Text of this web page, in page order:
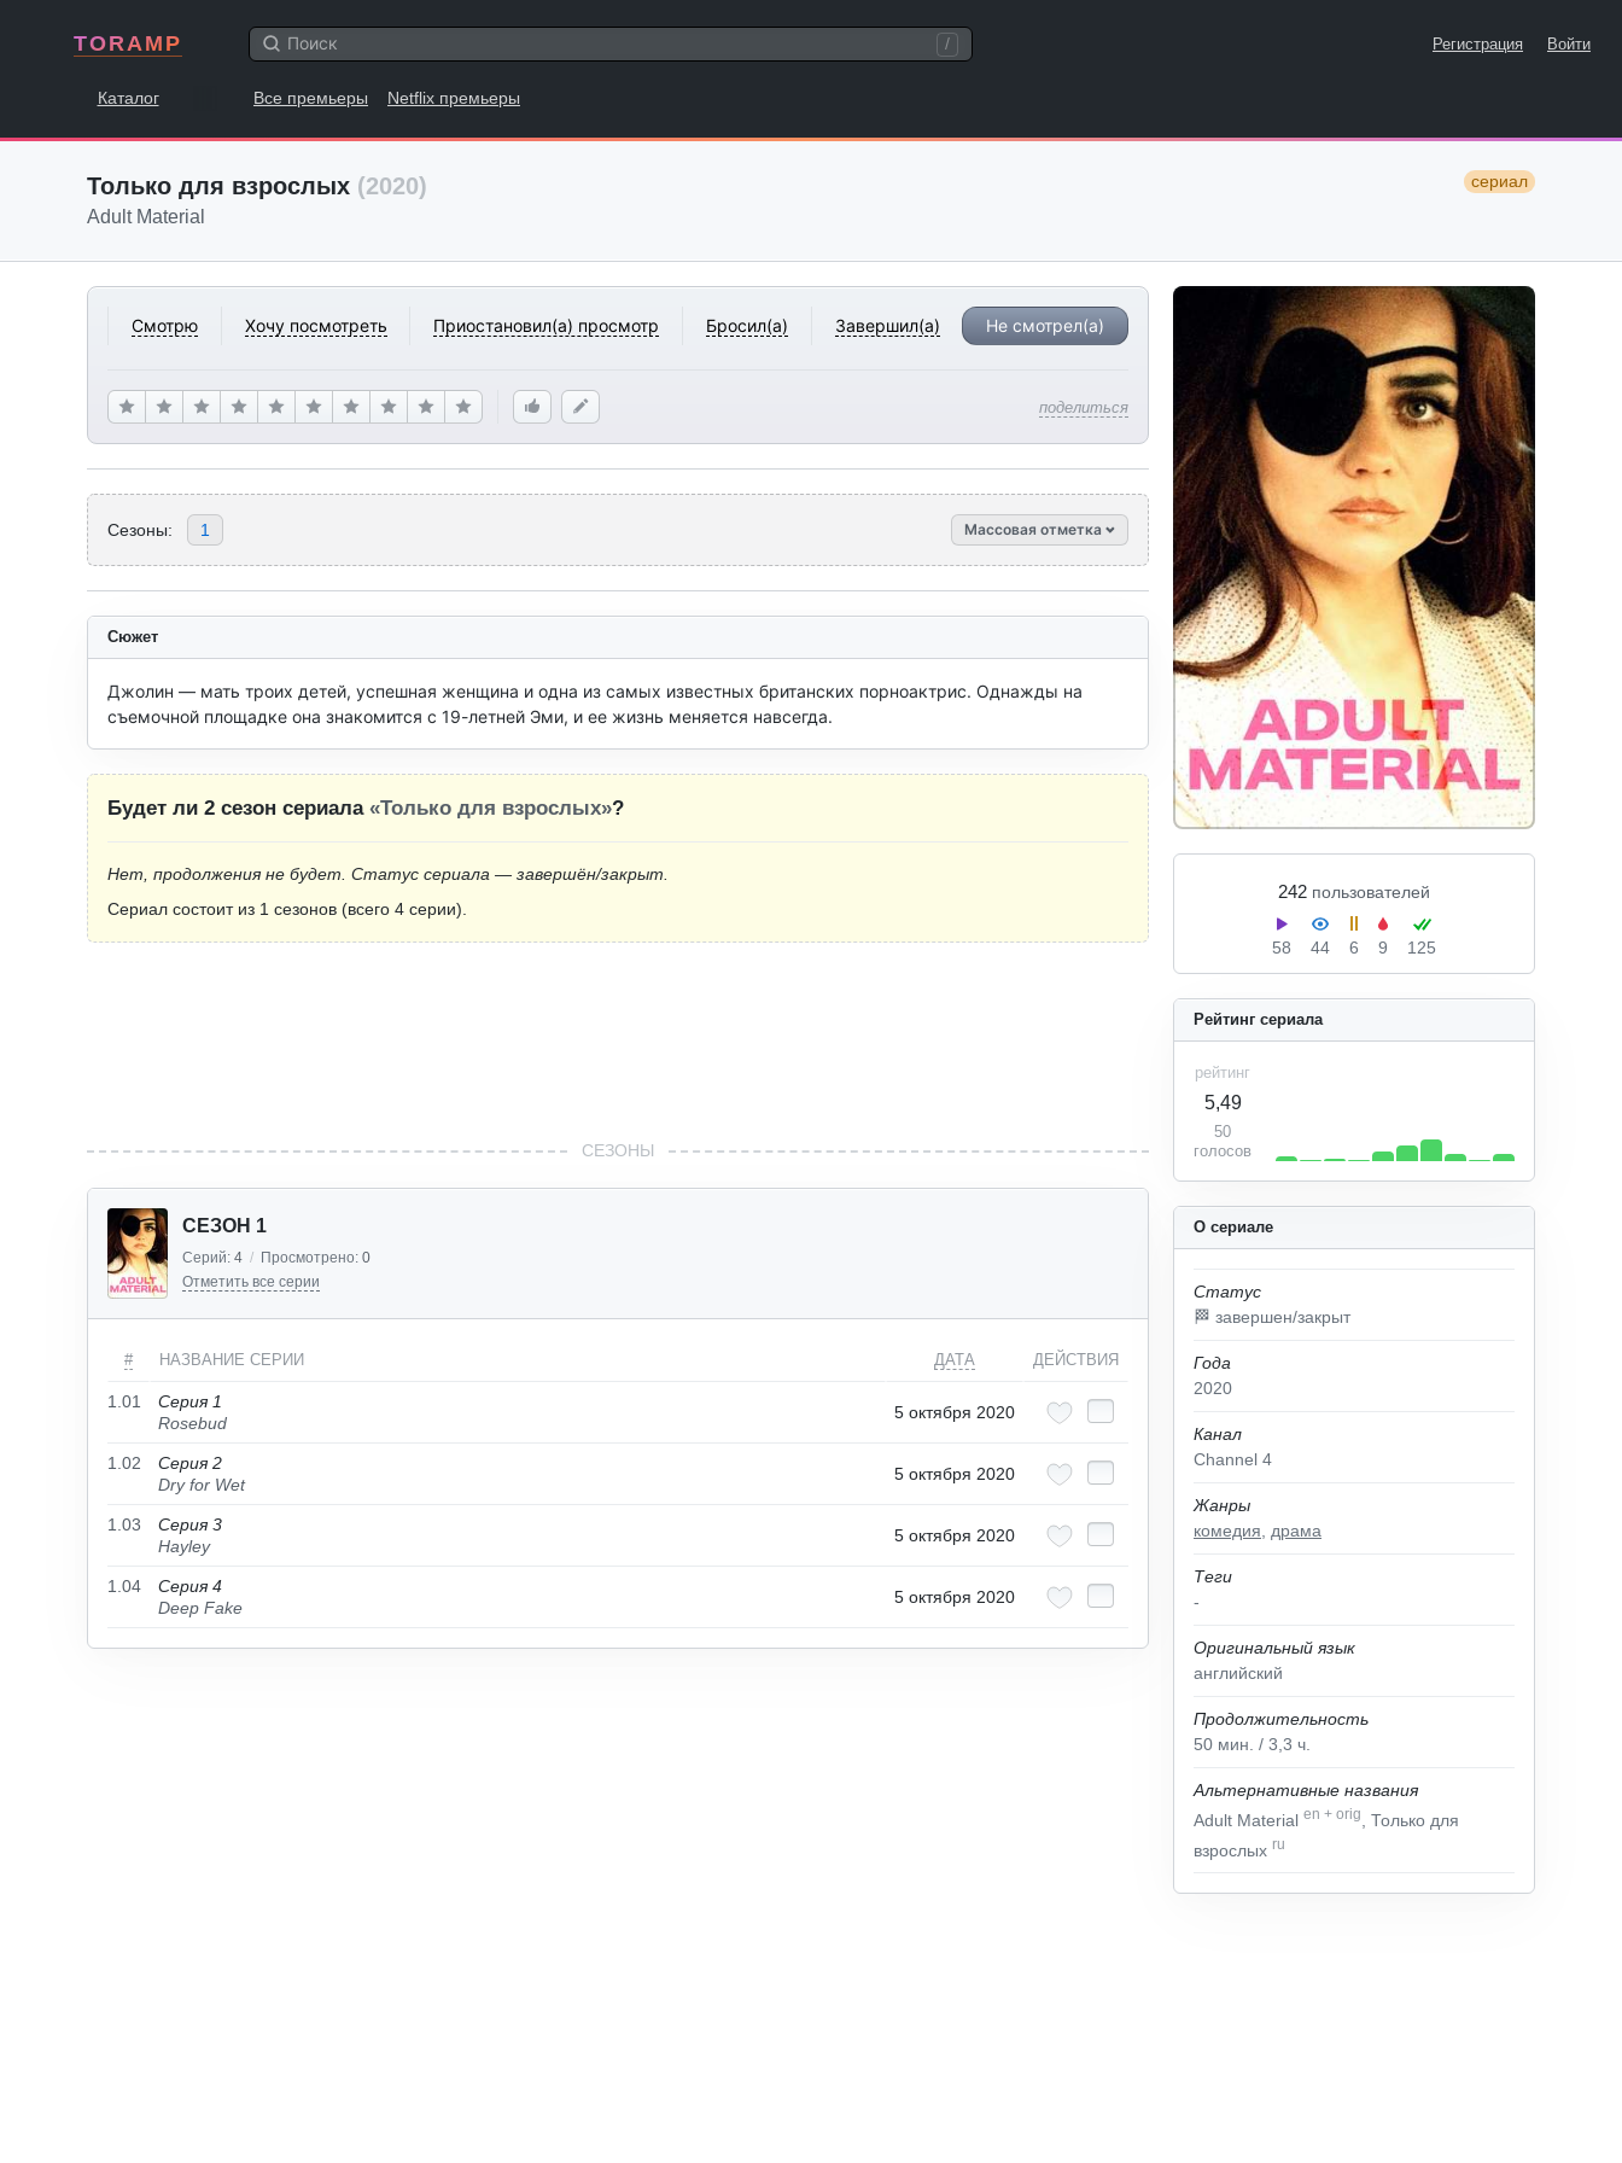
TORAMP / Регистрация Войти
Каталог Все премьеры Netflix премьеры
Только для взрослых (2020) сериал
Adult Material
Смотрю Хочу посмотреть Приостановил(а) просмотр Бросил(а) Завершил(а) Не смотрел(а)
поделиться
242 пользователей
58 44 6 9 125
Сезоны: 1 Массовая отметка
О сериале
Статус
🏁 завершен/закрыт
Года
2020
Канал
Channel 4
Жанры
комедия
драма
Теги
-
Оригинальный язык
английский
Продолжительность
50 мин. / 3,3 ч.
Альтернативные названия
Adult Material en + orig
, Только для
взрослых ru
Рейтинг сериала
рейтинг
5,49
50
голосов
Сюжет
Джолин — мать троих детей, успешная женщина и одна из самых известных британских порноактрис. Однажды на
съемочной площадке она знакомится с 19-летней Эми, и ее жизнь меняется навсегда.
Будет ли 2 сезон сериала «Только для взрослых»?
Нет, продолжения не будет. Статус сериала — завершён/закрыт.
Сериал состоит из 1 сезонов (всего 4 серии).
СЕЗОНЫ
СЕЗОН 1
Серий: 4 / Просмотрено: 0
Отметить все серии
# НАЗВАНИЕ СЕРИИ ДАТА ДЕЙСТВИЯ
1.01
Серия 1
Rosebud
5 октября 2020
1.02
Серия 2
Dry for Wet
5 октября 2020
1.03
Серия 3
Hayley
5 октября 2020
1.04
Серия 4
Deep Fake
5 октября 2020